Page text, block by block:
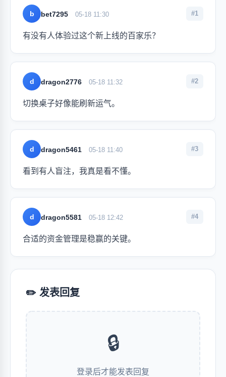
b bet7295 05-18 11:30 #1
有没有人体验过这个新上线的百家乐？
d dragon2776 05-18 11:32 #2
切换桌子好像能刷新运气。
d dragon5461 05-18 11:40 #3
看到有人盲注，我真是看不懂。
d dragon5581 05-18 12:42 #4
合适的资金管理是稳赢的关键。
✏️ 发表回复
🔒
登录后才能发表回复